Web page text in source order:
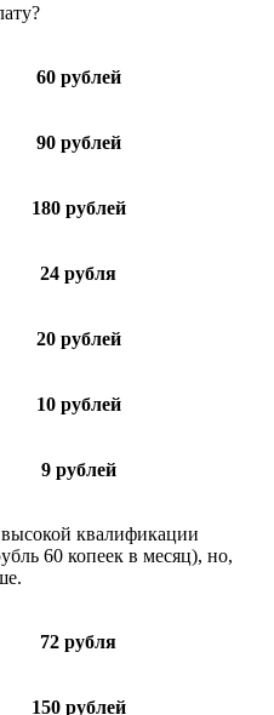
60 рублей
90 рублей
180 рублей
24 рубля
20 рублей
10 рублей
9 рублей
высокой квалификации
60 копеек в месяц), но,
72 рубля
150 рублей